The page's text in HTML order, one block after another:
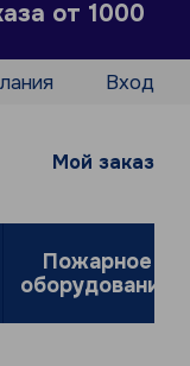
от 1000
Вход
Мой заказ
Пожарное
оборудование